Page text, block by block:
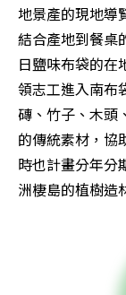
地景產的現地導
結合產地到餐桌
日鹽味布袋的在
領志工進入南布
磚、竹子、木頭
的傳統素材，協
時也計畫分年分
洲棲島的植樹造